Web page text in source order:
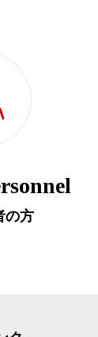
の方